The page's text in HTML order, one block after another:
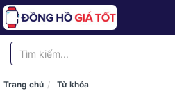
Trang chủ Từ khóa